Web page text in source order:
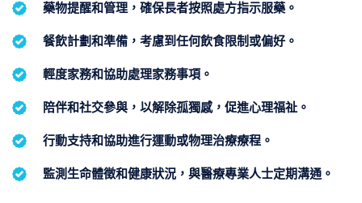
藥物提醒和管理，確保長者按照處方指示服藥。
餐飲計劃和準備，考慮到任何飲食限制或偏好。
輕度家務和協助處理家務事項。
陪伴和社交參與，以解除孤獨感，促進心理福祉。
行動支持和協助進行運動或物理治療療程。
監測生命體徵和健康狀況，與醫療專業人士定期溝通。